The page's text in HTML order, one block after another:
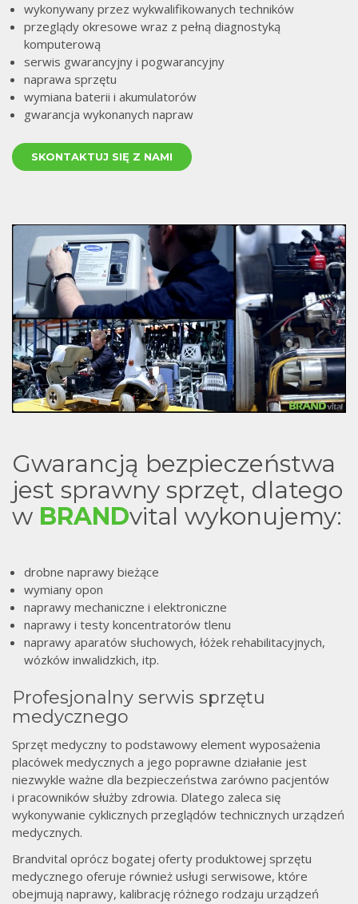
wykonywany przez wykwalifikowanych techników
przeglądy okresowe wraz z pełną diagnostyką
komputerową
serwis gwarancyjny i pogwarancyjny
naprawa sprzętu
wymiana baterii i akumulatorów
gwarancja wykonanych napraw
SKONTAKTUJ SIĘ Z NAMI
Gwarancją bezpieczeństwa
jest sprawny sprzęt, dlatego
w BRANDvital wykonujemy:
drobne naprawy bieżące
wymiany opon
naprawy mechaniczne i elektroniczne
naprawy i testy koncentratorów tlenu
naprawy aparatów słuchowych, łóżek rehabilitacyjnych,
wózków inwalidzkich, itp.
Profesjonalny serwis sprzętu
medycznego
Sprzęt medyczny to podstawowy element wyposażenia
placówek medycznych a jego poprawne działanie jest
niezwykle ważne dla bezpieczeństwa zarówno pacjentów
i pracowników służby zdrowia. Dlatego zaleca się
wykonywanie cyklicznych przeglądów technicznych urządzeń
medycznych.
Brandvital oprócz bogatej oferty produktowej sprzętu
medycznego oferuje również usługi serwisowe, które
obejmują naprawy, kalibrację różnego rodzaju urządzeń